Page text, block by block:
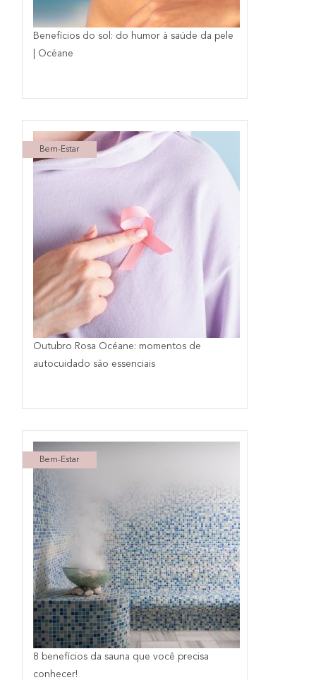
Benefícios do sol: do humor à saúde da pele
| Océane
Bem-Estar
Outubro Rosa Océane: momentos de
autocuidado são essenciais
Bem-Estar
8 benefícios da sauna que você precisa
conhecer!